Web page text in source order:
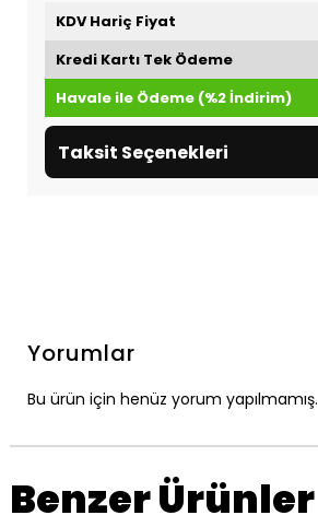
KDV Hariç Fiyat
Kredi Kartı Tek Ödeme
Havale ile Ödeme (%2 İndirim)
Taksit Seçenekleri
Yorumlar
Bu ürün için henüz yorum yapılmamış.
Benzer Ürünler